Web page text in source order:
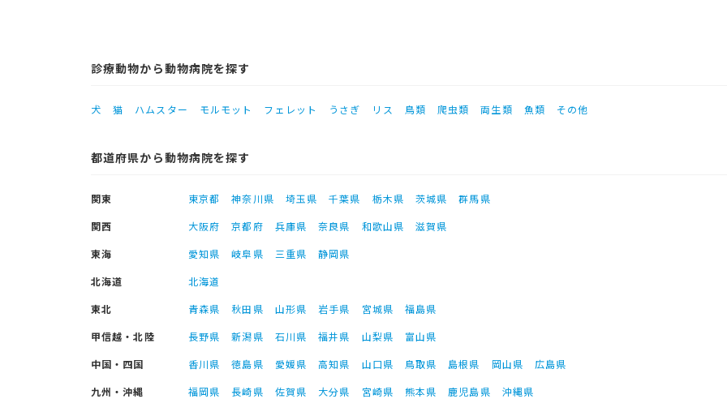
診療動物から動物病院を探す
犬 猫 ハムスター モルモット フェレット うさぎ リス 鳥類 爬虫類 両生類 魚類 その他
都道府県から動物病院を探す
関東 東京都 神奈川県 埼玉県 千葉県 栃木県 茨城県
群馬県
関西
大阪府 京都府 兵庫県 奈良県 和歌山県
滋賀県
東海
愛知県 岐阜県 三重県
静岡県
北海道
北海道
東北
青森県 秋田県 山形県 岩手県 宮城県
福島県
甲信越・北陸
長野県 新潟県 石川県 福井県 山梨県
富山県
中国・四国
香川県 徳島県 愛媛県 高知県 山口県 鳥取県 島根県 岡山県
広島県
九州・沖縄
福岡県 長崎県 佐賀県 大分県 宮崎県 熊本県 鹿児島県 沖縄県